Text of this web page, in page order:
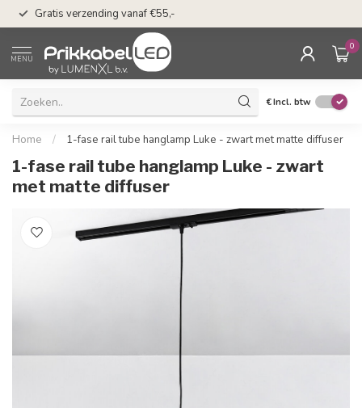
Gratis verzending vanaf €55,-
MENU
0
€Incl. btw
Home / 1-fase rail tube hanglamp Luke - zwart met matte diffuser
1-fase rail tube hanglamp Luke - zwart
met matte diffuser